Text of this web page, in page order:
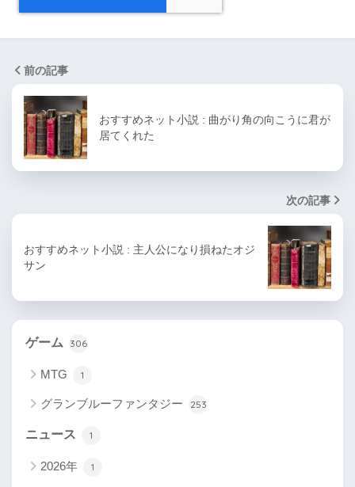
前の記事
おすすめネット小説 : 曲がり角の向こうに君が
居てくれた
次の記事
おすすめネット小説 : 主人公になり損ねたオジ
サン
ゲーム 306
MTG 1
グランブルーファンタジー 253
ニュース 1
2026年 1